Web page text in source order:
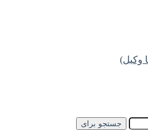
جستجو برای